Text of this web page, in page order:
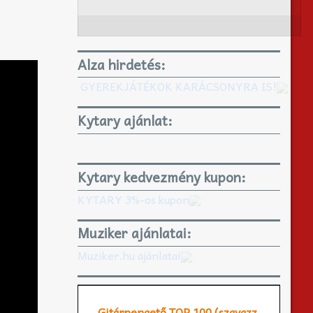
Alza hirdetés:
GYEREKJÁTÉKOK KARÁCSONYRA IS!
Kytary ajánlat:
Kytary kedvezmény kupon:
KYTARY 3%-os kupon
Muziker ajánlatai:
Muziker.hu ajánlatai